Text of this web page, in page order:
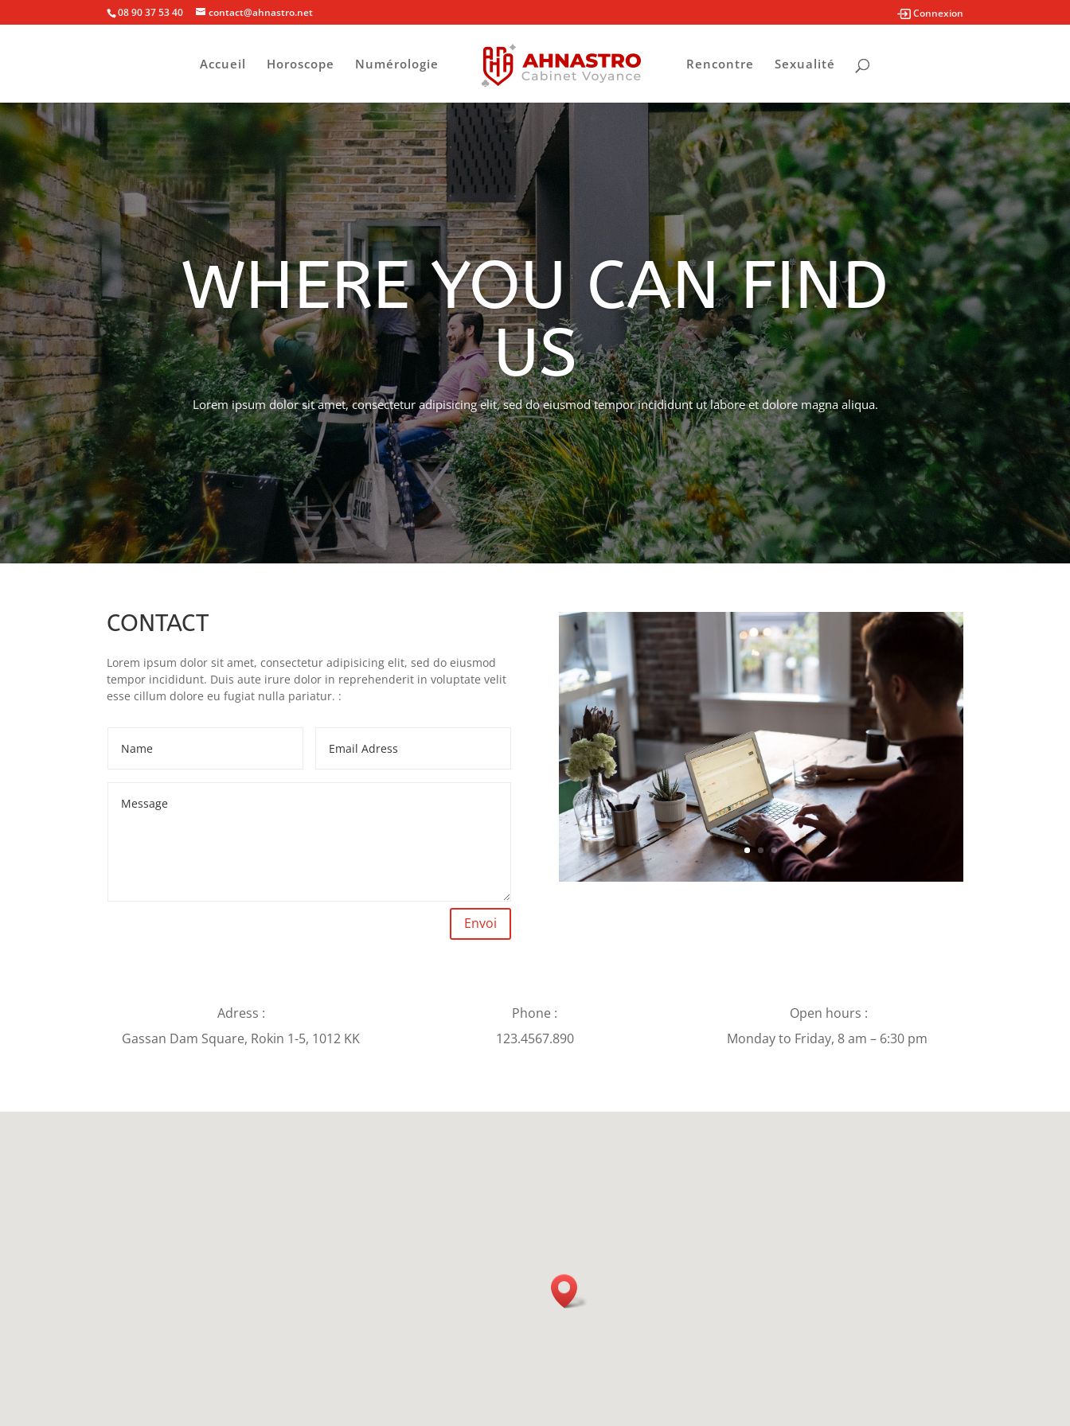
08 90 37 53 40 contact@ahnastro.net Connexion
Accueil Horoscope Numérologie Rencontre Sexualité
WHERE YOU CAN FIND
US
Lorem ipsum dolor sit amet, consectetur adipisicing elit, sed do eiusmod tempor incididunt ut labore et dolore magna aliqua.
CONTACT
Lorem ipsum dolor sit amet, consectetur adipisicing elit, sed do eiusmod
tempor incididunt. Duis aute irure dolor in reprehenderit in voluptate velit
esse cillum dolore eu fugiat nulla pariatur. :
Envoi
Adress :
Gassan Dam Square, Rokin 1-5, 1012 KK
Phone :
123.4567.890
Open hours :
Monday to Friday, 8 am – 6:30 pm